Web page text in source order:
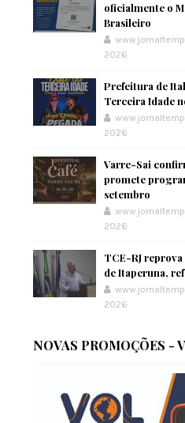
oficialmente o
Brasileiro
2026
Prefeitura de
Terceira Idade
2026
Varre-Sai
promete
setembro
2026
TCE-RJ
de Itaperuna,
2026
NOVAS PROMOÇÕES -